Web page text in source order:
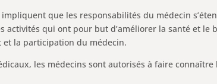
que les responsabilités du médecin
activités qui ont pour but d’améliorer la santé et le
et la participation du médecin.
les médecins sont autorisés à faire connaître